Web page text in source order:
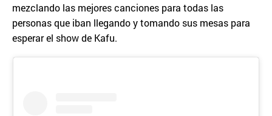
mezclando las mejores canciones para todas las
personas que iban llegando y tomando sus mesas para
esperar el show de Kafu.